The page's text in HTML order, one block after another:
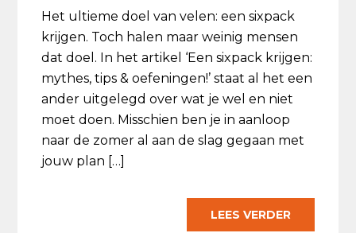
Het ultieme doel van velen: een sixpack
krijgen. Toch halen maar weinig mensen
dat doel. In het artikel ‘Een sixpack krijgen:
mythes, tips & oefeningen!’ staat al het een
ander uitgelegd over wat je wel en niet
moet doen. Misschien ben je in aanloop
naar de zomer al aan de slag gegaan met
jouw plan […]
LEES VERDER